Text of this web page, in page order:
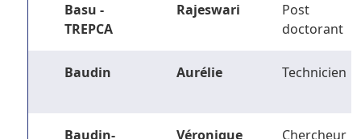
Basu -
TREPCA
Rajeswari
Post
doctorant
Baudin Aurélie Technicien
Baudin-
Véronique Chercheur